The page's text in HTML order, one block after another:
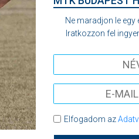
Ne maradjon le egy
Iratkozzon fel
Elfogadom az